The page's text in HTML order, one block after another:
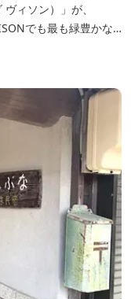
ィソン）」が、
名
を...